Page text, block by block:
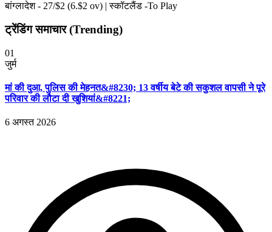
बांग्लादेश - 27/$2 (6.$2 ov) | स्कॉटलैंड -To Play
ट्रेंडिंग समाचार (Trending)
01
जुर्म
मां की दुआ, पुलिस की मेहनत&#8230; 13 वर्षीय बेटे की सकुशल वापसी ने पूरे
परिवार की लौटा दी खुशियां&#8221;
6 अगस्त 2026